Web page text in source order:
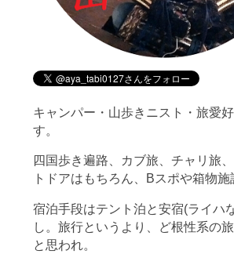
キャンパー・山歩きニスト・旅愛
す。
四国歩き遍路、カブ旅、チャリ旅
トドアはもちろん、Bスポや箱物施
宿泊手段はテント泊と安宿(ライハ
し。旅行というより、ど根性系の
と思われ。